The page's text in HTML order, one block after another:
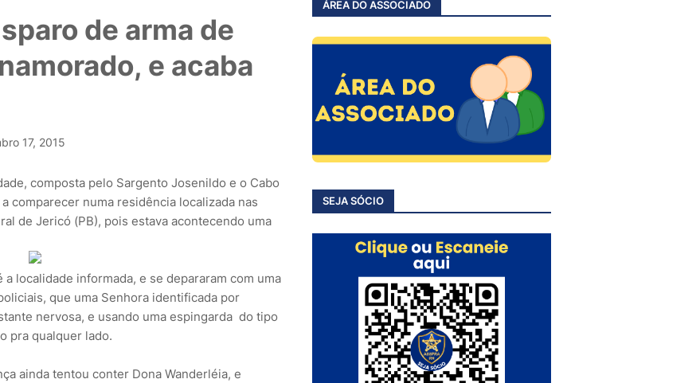
de arma de
e acaba
17, 2015
composta pelo Sargento Josenildo e o Cabo
comparecer numa residência localizada nas
de Jericó (PB), pois estava acontecendo uma
localidade informada, e se depararam com uma
que uma Senhora identificada por
nervosa, e usando uma espingarda do tipo
pra qualquer lado.
ainda tentou conter Dona Wanderléia, e
ÁREA DO ASSOCIADO
SEJA SÓCIO